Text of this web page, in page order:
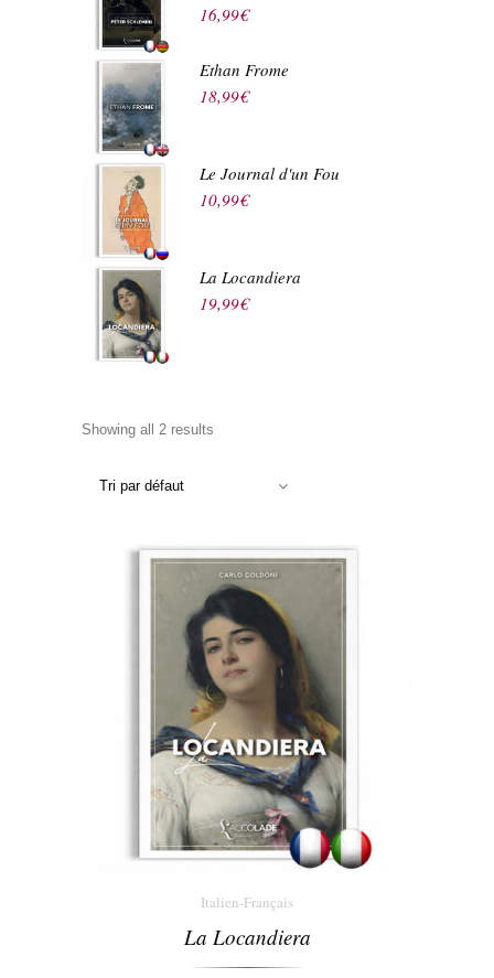
16,99€
Ethan Frome
18,99€
Le Journal d'un Fou
10,99€
La Locandiera
19,99€
Showing all 2 results
Tri par défaut
Italien-Français
La Locandiera